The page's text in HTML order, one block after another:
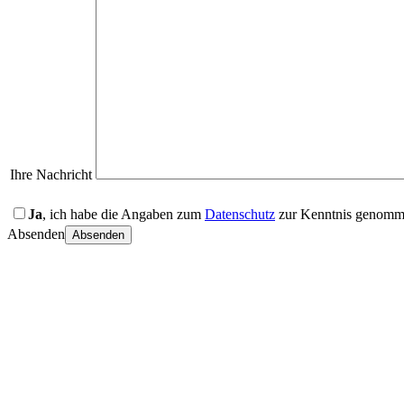
Ihre Nachricht
Ja, ich habe die Angaben zum Datenschutz zur Kenntnis
Absenden Absenden